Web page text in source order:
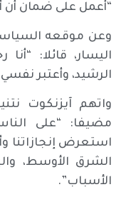
“أعمل على ضمان أن
وعن موقعه
اليسار، قائلا:
الرشيد، وأعتبر
واتهم آيزنكوت
مضيفا: “على
استعرض إنجازاتنا
الشرق الأوسط،
الأسباب”.